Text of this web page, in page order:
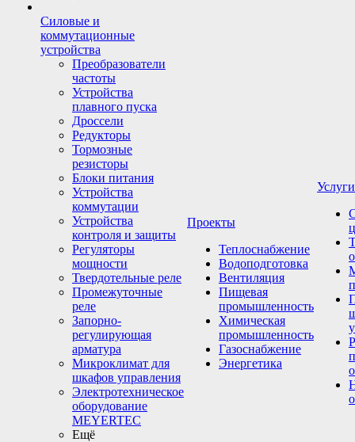
Силовые и
коммутационные
устройства
Преобразователи
частоты
Устройства
плавного пуска
Дроссели
Редукторы
Тормозные
резисторы
Блоки питания
Устройства
коммутации
Устройства
контроля и защиты
Регуляторы
мощности
Твердотельные реле
Промежуточные
реле
Запорно-
регулирующая
арматура
Микроклимат для
шкафов управления
Электротехническое
оборудование
MEYERTEC
Ещё
Проекты
Теплоснабжение
Водоподготовка
Вентиляция
Пищевая
промышленность
Химическая
промышленность
Газоснабжение
Энергетика
Услуги